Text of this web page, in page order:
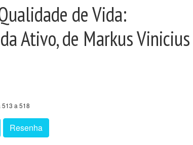
de Vida:
Ativo, de Markus Vinicius
513 a 518
Resenha